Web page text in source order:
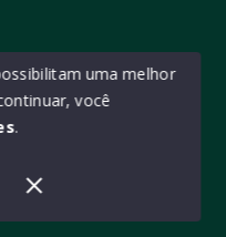
imobiliária • creci
uma melhor
você
.